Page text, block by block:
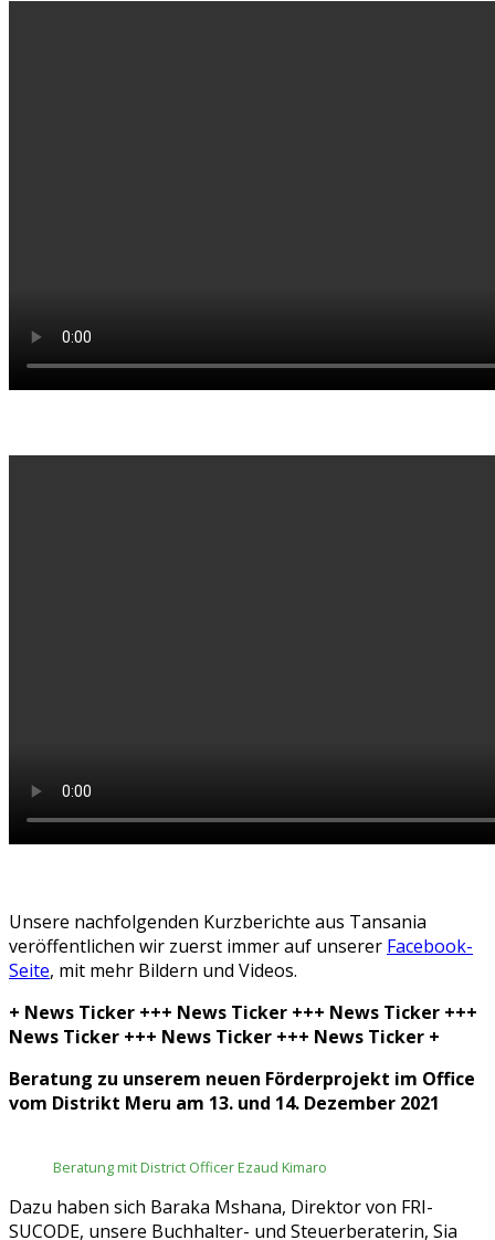
Unsere nachfolgenden Kurzberichte aus Tansania
veröffentlichen wir zuerst immer auf unserer Facebook-
Seite, mit mehr Bildern und Videos.
+ News Ticker +++ News Ticker +++ News Ticker +++
News Ticker +++ News Ticker +++ News Ticker +
Beratung zu unserem neuen Förderprojekt im Office
vom Distrikt Meru am 13. und 14. Dezember 2021
Beratung mit District Officer Ezaud Kimaro
Dazu haben sich Baraka Mshana, Direktor von FRI-
SUCODE, unsere Buchhalter- und Steuerberaterin, Sia